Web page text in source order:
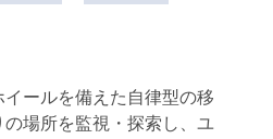
ールを備えた自律型の移
場所を監視・探索し、ユ